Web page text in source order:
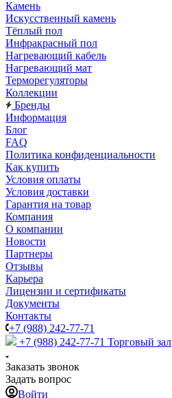
Камень
Искусственный камень
Тёплый пол
Инфракрасный пол
Нагревающий кабель
Нагревающий мат
Терморегуляторы
Коллекции
Бренды
Информация
Блог
FAQ
Политика конфиденциальности
Как купить
Условия оплаты
Условия доставки
Гарантия на товар
Компания
О компании
Новости
Партнеры
Отзывы
Карьера
Лицензии и сертификаты
Документы
Контакты
+7 (988) 242-77-71
+7 (988) 242-77-71 Торговый зал
Заказать звонок
Задать вопрос
Войти